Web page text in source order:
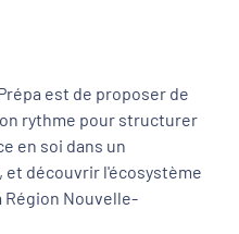
est de proposer de
rythme pour structurer
en soi dans un
découvrir l'écosystème
Région Nouvelle-